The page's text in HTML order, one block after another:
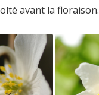
avant la floraison.